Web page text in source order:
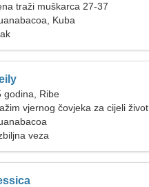
traži muškarca 27-37
Kuba
godina, Ribe
vjernog čovjeka za cijeli život
veza